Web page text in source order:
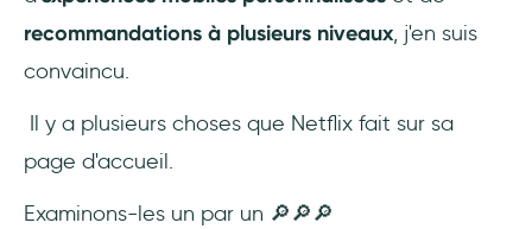
recommandations à plusieurs niveaux, j'en suis
convaincu.
Il y a plusieurs choses que Netflix fait sur sa
page d'accueil.
Examinons-les un par un 🔎🔎🔎